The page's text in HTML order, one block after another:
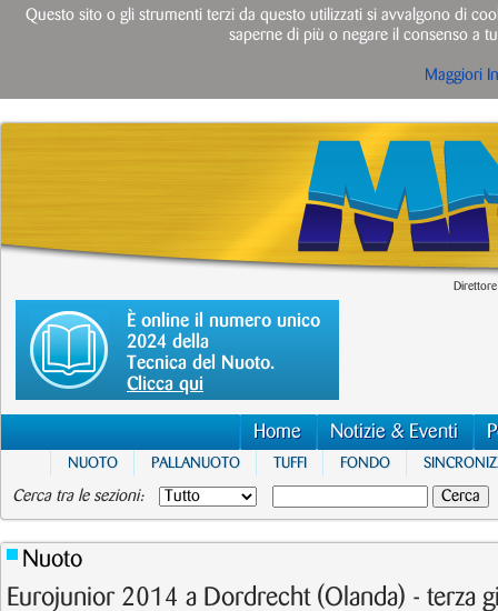
È online il numero unico
2024 della
Tecnica del Nuoto.
Clicca qui
Home Notizie & Eventi
NUOTO PALLANUOTO TUFFI FONDO
Cerca tra le sezioni:
Nuoto
Eurojunior 2014 a Dordrecht (Olanda) - terza
Questo sito o gli strumenti terzi da questo utilizzati si avvalgono di
saperne di più o negare il consenso a
Maggiori